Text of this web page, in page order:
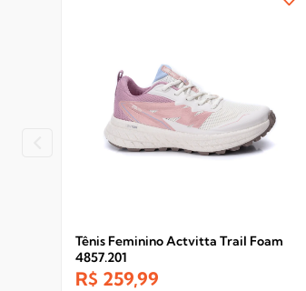
Tênis Feminino Actvitta Trail Foam
4857.201
R$ 259,99